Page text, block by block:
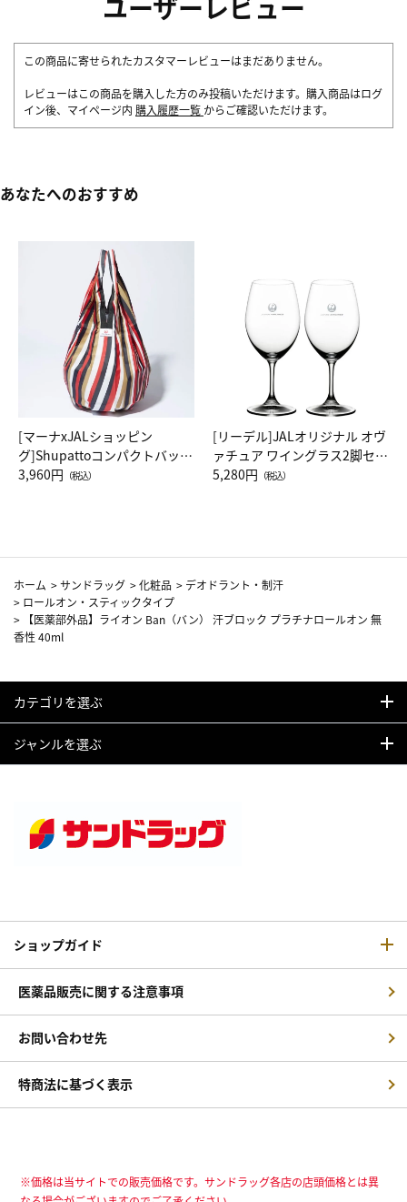
この商品に寄せられたカスタマーレビューはまだありません。
レビューはこの商品を購入した方のみ投稿いただけます。購入商品はログ
イン後、マイページ内 購入履歴一覧 からご確認いただけます。
あなたへのおすすめ
[マーナxJALショッピン
グ]Shupattoコンパクトバッグ
Drop JAL客室乗務員（LC）ス
3,960円 （税込）
[リーデル]JALオリジナル オヴ
ァチュア ワイングラス2脚セッ
ト（レッドワイン）
5,280円 （税込）
ホーム >サンドラッグ >化粧品 > デオドラント・制汗
> ロールオン・スティックタイプ
>
【医薬部外品】ライオン Ban（バン） 汗ブロック プラチナロールオン 無
香性 40ml
カテゴリを選ぶ
ジャンルを選ぶ
ショップガイド
医薬品販売に関する注意事項
お問い合わせ先
特商法に基づく表示
※価格は当サイトでの販売価格です。サンドラッグ各店の店頭価格とは異